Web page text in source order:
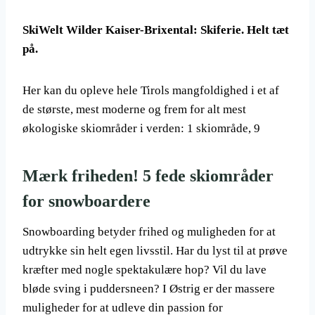
SkiWelt Wilder Kaiser-Brixental: Skiferie. Helt tæt
på.
Her kan du opleve hele Tirols mangfoldighed i et af
de største, mest moderne og frem for alt mest
økologiske skiområder i verden: 1 skiområde, 9
Mærk friheden! 5 fede skiområder
for snowboardere
Snowboarding betyder frihed og muligheden for at
udtrykke sin helt egen livsstil. Har du lyst til at prøve
kræfter med nogle spektakulære hop? Vil du lave
bløde sving i puddersneen? I Østrig er der massere
muligheder for at udleve din passion for